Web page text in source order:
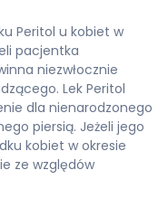
Peritol u kobiet w
pacjentka
niezwłocznie
Lek Peritol
dla nienarodzonego
piersią. Jeżeli jego
kobiet w okresie
ze względów